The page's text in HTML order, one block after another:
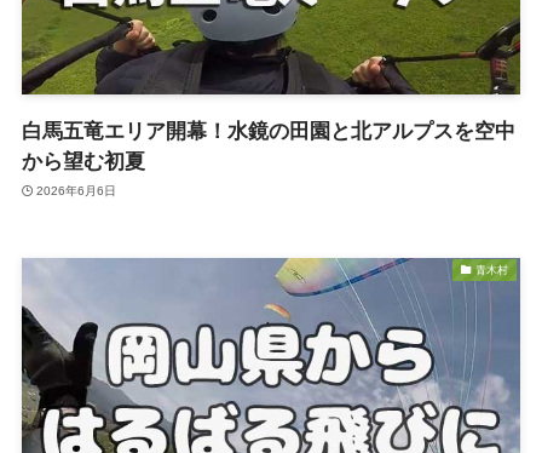
白馬五竜エリア開幕！水鏡の田園と北アルプスを空中
から望む初夏
2026年6月6日
青木村